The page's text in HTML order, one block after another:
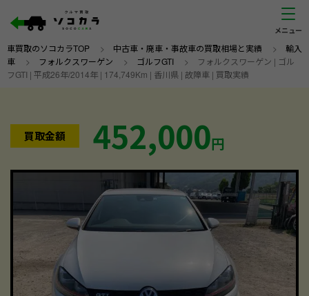
車買取のソコカラTOP > 中古車・廃車・事故車の買取相場と実績 > 輸入
車 > フォルクスワーゲン > ゴルフGTI >
フォルクスワーゲン | ゴル
フGTI | 平成26年/2014年 | 174,749Km | 香川県 | 故障車 | 買取実績
買取金額 452,000円